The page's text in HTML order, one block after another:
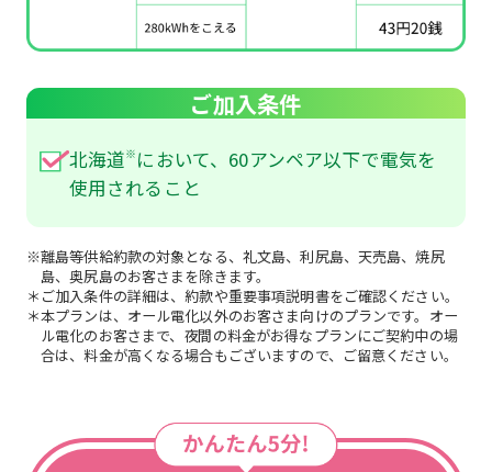
ご加入条件
北海道※ において、60アンペア以下で電気を
使用されること
※離島等供給約款の対象となる、礼文島、利尻島、天売島、焼尻
島、奥尻島のお客さまを除きます。
＊ご加入条件の詳細は、約款や重要事項説明書をご確認ください。
＊本プランは、オール電化以外のお客さま向けのプランです。オー
ル電化のお客さまで、夜間の料金がお得なプランにご契約中の場
合は、料金が高くなる場合もございますので、ご留意ください。